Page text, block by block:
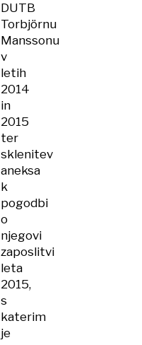
DUTB
Torbjörnu
Manssonu
v
letih
2014
in
2015
ter
sklenitev
aneksa
k
pogodbi
o
njegovi
zaposlitvi
leta
2015,
s
katerim
je